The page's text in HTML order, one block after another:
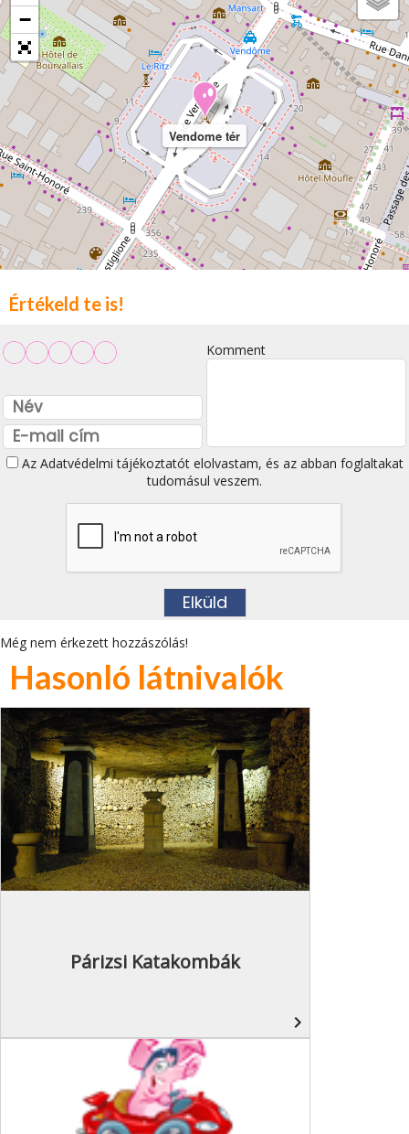
Vendome tér
−
Értékeld te is!
Komment
Az Adatvédelmi tájékoztatótelolvastam, és az abban foglaltakat
tudomásul veszem.
Még nem érkezett hozzászólás!
Hasonló látnivalók
Párizsi Katakombák
navigate_next